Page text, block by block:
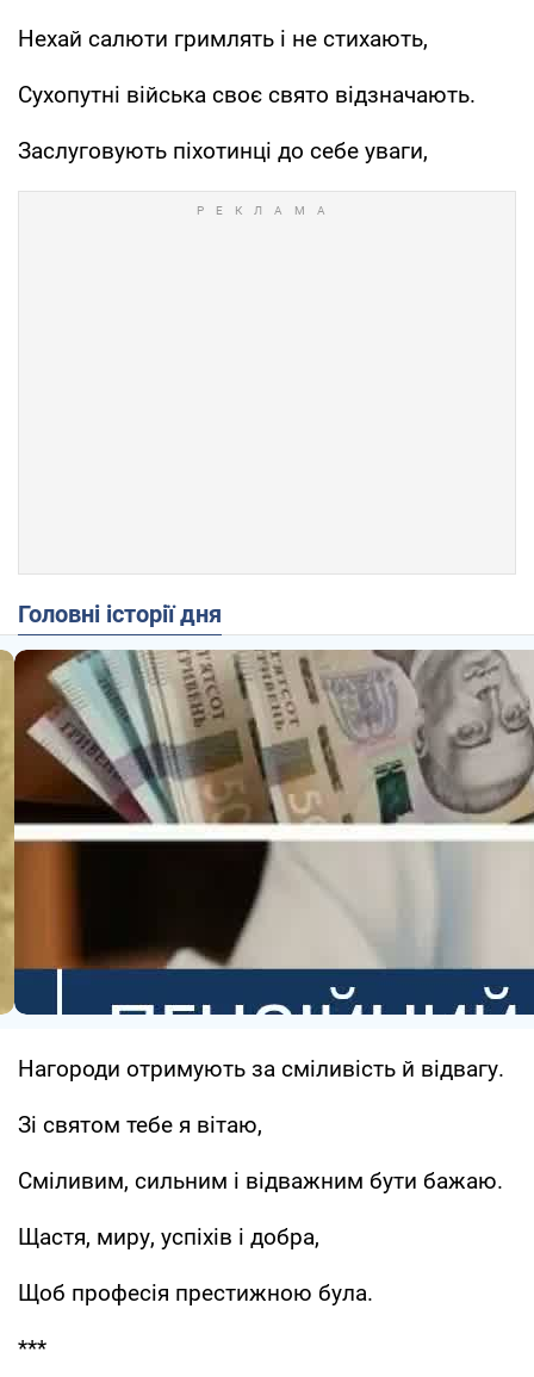
Нехай салюти гримлять і не стихають,
Сухопутні війська своє свято відзначають.
Заслуговують піхотинці до себе уваги,
Головні історії дня
Нагороди отримують за сміливість й відвагу.
Зі святом тебе я вітаю,
Сміливим, сильним і відважним бути бажаю.
Щастя, миру, успіхів і добра,
Щоб професія престижною була.
***